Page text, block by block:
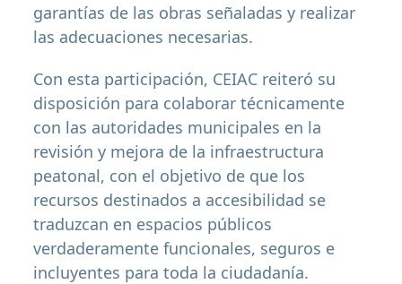
garantías de las obras señaladas y realizar
las adecuaciones necesarias.
Con esta participación, CEIAC reiteró su
disposición para colaborar técnicamente
con las autoridades municipales en la
revisión y mejora de la infraestructura
peatonal, con el objetivo de que los
recursos destinados a accesibilidad se
traduzcan en espacios públicos
verdaderamente funcionales, seguros e
incluyentes para toda la ciudadanía.